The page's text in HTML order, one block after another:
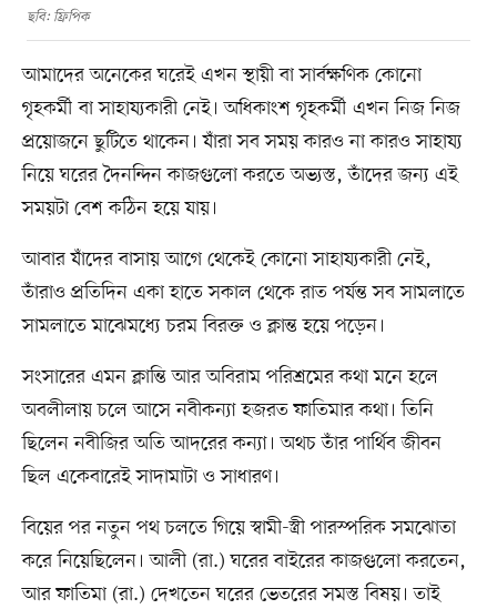
ছবি: ফ্রিপিক
আমাদের অনেকের ঘরেই এখন স্থায়ী বা সার্বক্ষণিক কোনো
গৃহকর্মী বা সাহায্যকারী নেই। অধিকাংশ গৃহকর্মী এখন নিজ নিজ
প্রয়োজনে ছুটিতে থাকেন। যাঁরা সব সময় কারও না কারও সাহায্য
নিয়ে ঘরের দৈনন্দিন কাজগুলো করতে অভ্যস্ত, তাঁদের জন্য এই
সময়টা বেশ কঠিন হয়ে যায়।
আবার যাঁদের বাসায় আগে থেকেই কোনো সাহায্যকারী নেই,
তাঁরাও প্রতিদিন একা হাতে সকাল থেকে রাত পর্যন্ত সব সামলাতে
সামলাতে মাঝেমধ্যে চরম বিরক্ত ও ক্লান্ত হয়ে পড়েন।
সংসারের এমন ক্লান্তি আর অবিরাম পরিশ্রমের কথা মনে হলে
অবলীলায় চলে আসে নবীকন্যা হজরত ফাতিমার কথা। তিনি
ছিলেন নবীজির অতি আদরের কন্যা। অথচ তাঁর পার্থিব জীবন
ছিল একেবারেই সাদামাটা ও সাধারণ।
বিয়ের পর নতুন পথ চলতে গিয়ে স্বামী-স্ত্রী পারস্পরিক সমঝোতা
করে নিয়েছিলেন। আলী (রা.) ঘরের বাইরের কাজগুলো করতেন,
আর ফাতিমা (রা.) দেখতেন ঘরের ভেতরের সমস্ত বিষয়। তাই